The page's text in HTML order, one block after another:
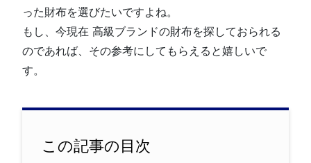
った財布を選びたいですよね。
もし、今現在 高級ブランドの財布を探しておられる
のであれば、その参考にしてもらえると嬉しいで
す。
この記事の目次